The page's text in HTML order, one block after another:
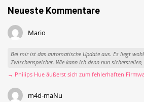
Neueste Kommentare
Mario
Bei mir ist das automatische Update aus. Es liegt
Zwischenspeicher. Wie kann ich denn nun
→ Philips Hue äußerst sich zum fehlerhaften
m4d-maNu